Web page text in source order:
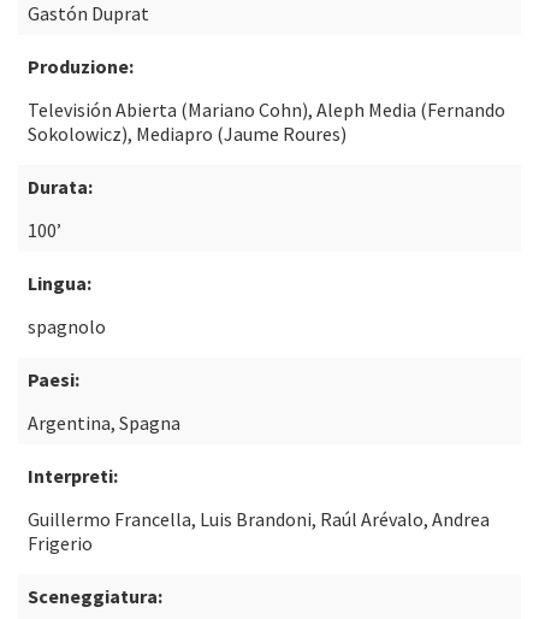
Gastón Duprat
Produzione:
Televisión Abierta (Mariano Cohn), Aleph Media (Fernando
Sokolowicz), Mediapro (Jaume Roures)
Durata:
100’
Lingua:
spagnolo
Paesi:
Argentina, Spagna
Interpreti:
Guillermo Francella, Luis Brandoni, Raúl Arévalo, Andrea
Frigerio
Sceneggiatura: